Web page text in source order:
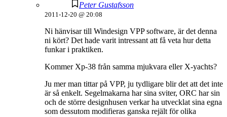
Peter Gustafsson
2011-12-20 @ 20:08
Ni hänvisar till Windesign VPP software, är det denna
ni kört? Det hade varit intressant att få veta hur detta
funkar i praktiken.
Kommer Xp-38 från samma mjukvara eller X-yachts?
Ju mer man tittar på VPP, ju tydligare blir det att det inte
är så enkelt. Segelmakarna har sina sviter, ORC har sin
och de större designhusen verkar ha utvecklat sina egna
som dessutom modifieras ganska rejält för olika